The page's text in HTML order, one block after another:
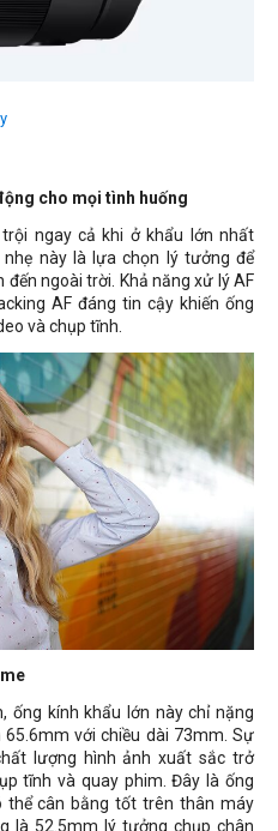
cho mọi tình huống
ngay cả khi ở khẩu lớn nhất
này là lựa chọn lý tưởng để
ngoài trời. Khả năng xử lý AF
AF đáng tin cậy khiến ống
và chụp tĩnh.
ống kính khẩu lớn này chỉ nặng
với chiều dài 73mm. Sự
lượng hình ảnh xuất sắc trở
tĩnh và quay phim. Đây là ống
thể cân bằng tốt trên thân máy
là 52.5mm lý tưởng chụp chân